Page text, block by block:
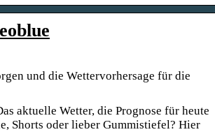
und die Wettervorhersage für die
aktuelle Wetter, die Prognose für heute
Shorts oder lieber Gummistiefel? Hier